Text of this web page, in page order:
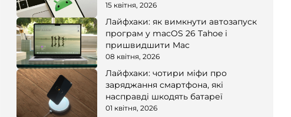
15 квітня, 2026
Лайфхаки: як вимкнути автозапуск
програм у macOS 26 Tahoe і
пришвидшити Mac
08 квітня, 2026
Лайфхаки: чотири міфи про
заряджання смартфона, які
насправді шкодять батареї
01 квітня, 2026